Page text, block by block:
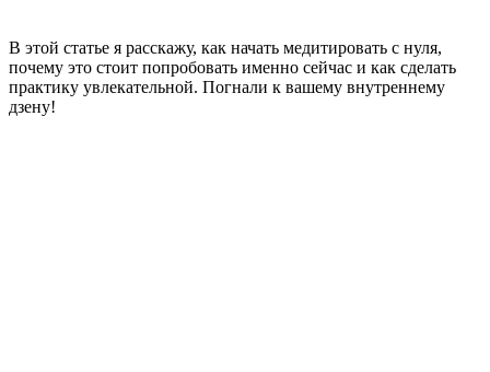
В этой статье я расскажу, как начать медитировать с нуля,
почему это стоит попробовать именно сейчас и как сделать
практику увлекательной. Погнали к вашему внутреннему
дзену!